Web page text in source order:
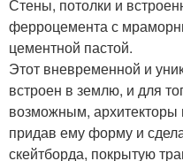
Стены, потолки и
ферроцемента с
цементной пастой.
Этот вневременной и
встроен в землю, и для
возможным, архитекторы
придав ему форму и
скейтборда, покрытую